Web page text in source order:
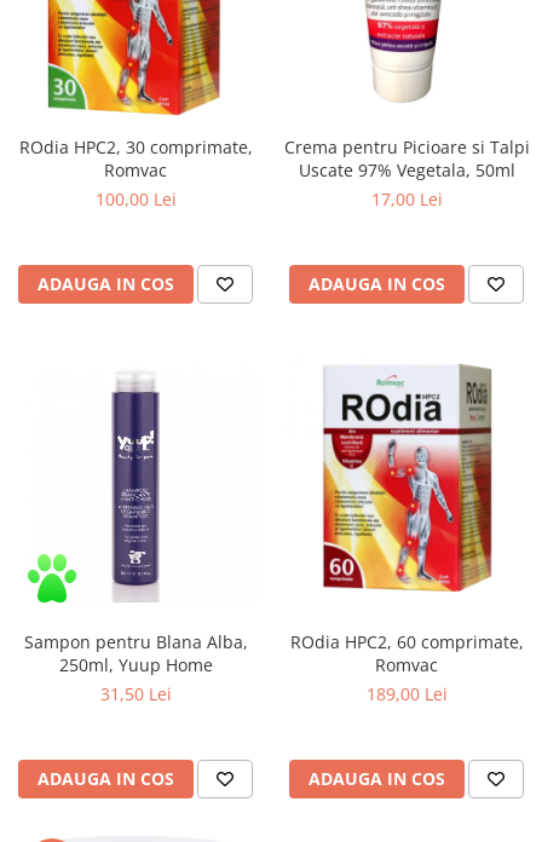
ROdia HPC2, 30 comprimate,
Romvac
100,00 Lei
ADAUGA IN COS
Crema pentru Picioare si Talpi
Uscate 97% Vegetala, 50ml
17,00 Lei
ADAUGA IN COS
Sampon pentru Blana Alba,
250ml, Yuup Home
31,50 Lei
ADAUGA IN COS
ROdia HPC2, 60 comprimate,
Romvac
189,00 Lei
ADAUGA IN COS